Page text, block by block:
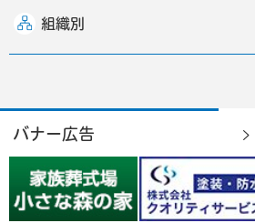
組織別
バナー広告